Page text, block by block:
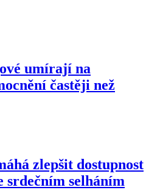
umírají na
častěji než
zlepšit dostupnost
srdečním selháním